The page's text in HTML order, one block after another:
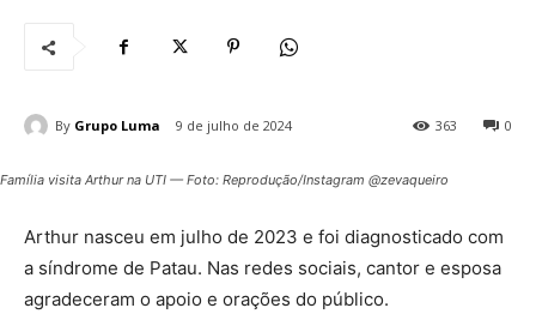
By Grupo Luma 9 de julho de 2024 0
363
Família visita Arthur na UTI — Foto: Reprodução/Instagram @zevaqueiro
Arthur nasceu em julho de 2023 e foi diagnosticado com
a síndrome de Patau. Nas redes sociais, cantor e esposa
agradeceram o apoio e orações do público.